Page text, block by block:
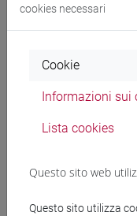
HOSEINI Gassid
Materiali didattici
Corsi di studio
[LT40]
cookies necessari
Cookie
Informazioni sui
Lista cookies
Questo sito web
Questo sito utilizza